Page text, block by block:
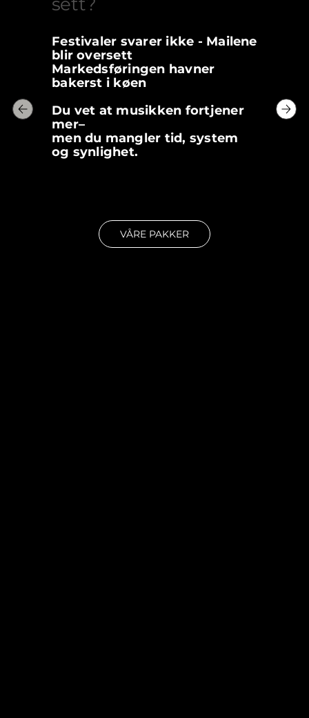
Festivaler svarer ikke - Mailene
blir oversett
Markedsføringen havner
bakerst i køen
Du vet at musikken fortjener
mer–
men du mangler tid, system
og synlighet.
VÅRE PAKKER